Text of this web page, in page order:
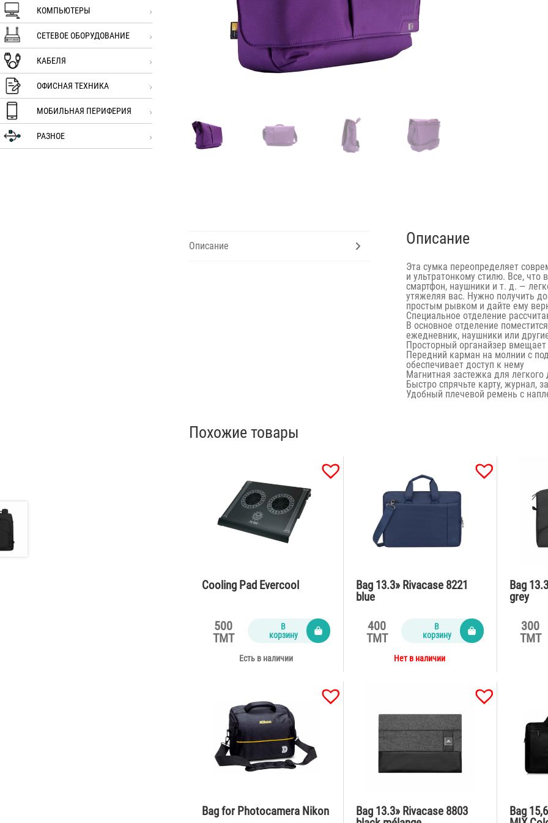
КОМПЬЮТЕРЫ
СЕТЕВОЕ ОБОРУДОВАНИЕ
КАБЕЛЯ
ОФИСНАЯ ТЕХНИКА
МОБИЛЬНАЯ ПЕРИФЕРИЯ
РАЗНОЕ
Описание Описание
Эта сумка переопределяет
и ультратонкому стилю. Все, что
смартфон, наушники и т. д. —
утяжеляя вас. Нужно получить
простым рывком и дайте ему
Специальное отделение
В основное отделение
ежедневник, наушники или
Просторный органайзер
Передний карман на молнии с
обеспечивает доступ к нему
Магнитная застежка для
Быстро спрячьте карту, журнал,
Удобный плечевой ремень с
Похожие товары
Cooling Pad Evercool
500
TMT
В
корзину
Есть в наличии
Bag 13.3» Rivacase 8221
blue
400
TMT
В
корзину
Нет в наличии
Bag
grey
300
TMT
Bag for Photocamera Nikon
Bag 13.3» Rivacase 8803
Bag